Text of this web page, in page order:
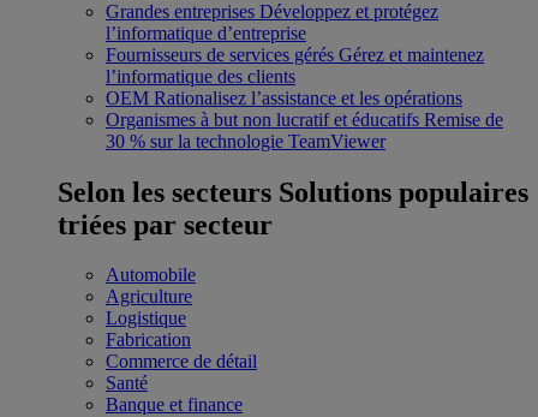
Grandes entreprises Développez et protégez
l’informatique d’entreprise
Fournisseurs de services gérés Gérez et maintenez
l’informatique des clients
OEM Rationalisez l’assistance et les opérations
Organismes à but non lucratif et éducatifs Remise de
30 % sur la technologie TeamViewer
Selon les secteurs Solutions populaires
triées par secteur
Automobile
Agriculture
Logistique
Fabrication
Commerce de détail
Santé
Banque et finance